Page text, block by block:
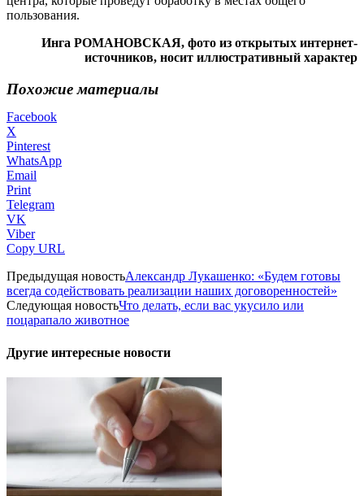
пользования.
Инга РОМАНОВСКАЯ, фото из открытых интернет-
источников, носит иллюстративный характер
Похожие материалы
Facebook
X
Pinterest
WhatsApp
Email
Print
Telegram
VK
Viber
Copy URL
Предыдущая новостьАлександр Лукашенко: «Будем готовы
всегда содействовать реализации наших договоренностей»
Следующая новостьЧто делать, если вас укусило или
поцарапало животное
Другие интересные новости